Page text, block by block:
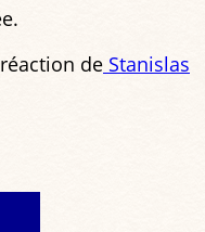
de Stanislas